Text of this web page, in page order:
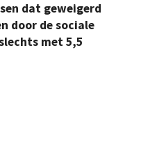
dat geweigerd
door de sociale
met 5,5